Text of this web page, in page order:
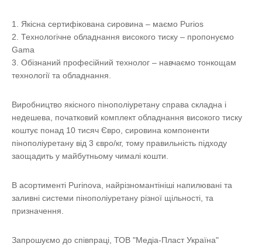
Якісна сертифікована сировина – маємо Purios
Технологічне обладнання високого тиску – пропонуємо
Gama
Обізнаний професійний технолог – навчаємо тонкощам
технології та обладнання.
Виробництво якісного пінополіуретану справа складна і
недешева, початковий комплект обладнання високого тиску
коштує понад 10 тисяч Євро, сировина компоненти
пінополіуретану від 3 євро/кг, тому правильність підходу
заощадить у майбутньому чималі кошти.
В асортименті Purinova, найрізномантініші напилювані та
заливні системи пінополіуретану різної щільності, та
призначення.
Запрошуємо до співпраці, ТОВ "Медіа-Пласт Україна"